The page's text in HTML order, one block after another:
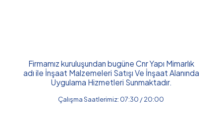
Firmamız kuruluşundan bugüne Cnr Yapı Mimarlık
adı ile İnşaat Malzemeleri Satışı Ve İnşaat Alanında
Uygulama Hizmetleri Sunmaktadır.
Çalışma Saatlerimiz: 07:30 / 20:00